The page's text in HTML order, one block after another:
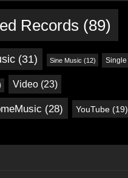
Records (89)
(31) Sine Music (12) Single
Video(23)
(28) YouTube (19)